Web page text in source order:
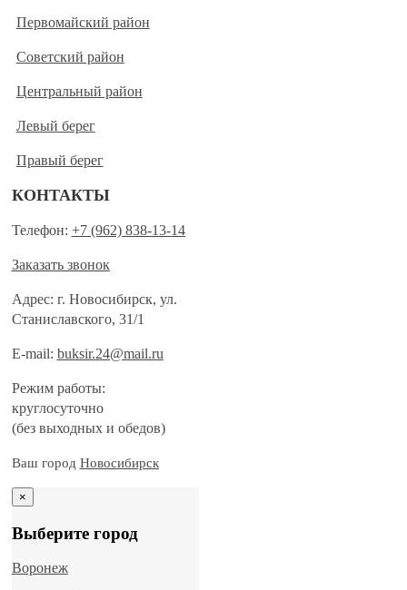
Первомайский район
Советский район
Центральный район
Левый берег
Правый берег
КОНТАКТЫ
Телефон: +7 (962) 838-13-14
Заказать звонок
Адрес: г. Новосибирск, ул.
Станиславского, 31/1
E-mail: buksir.24@mail.ru
Режим работы:
круглосуточно
(без выходных и обедов)
Ваш город Новосибирск
×
Выберите город
Воронеж